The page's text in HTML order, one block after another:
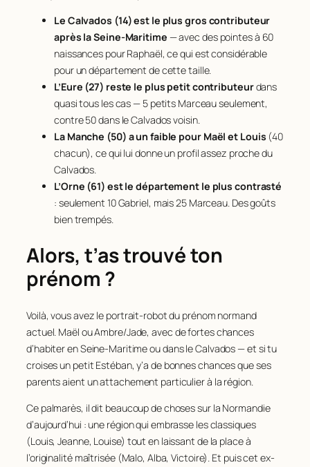
Le Calvados (14) est le plus gros contributeur
après la Seine-Maritime — avec des pointes à 60
naissances pour Raphaël, ce qui est considérable
pour un département de cette taille.
L’Eure (27) reste le plus petit contributeurdans
quasi tous les cas — 5 petits Marceau seulement,
contre 50 dans le Calvados voisin.
La Manche (50) a un faible pour Maël et Louis (40
chacun), ce qui lui donne un profil assez proche du
Calvados.
L’Orne (61) est le département le plus contrasté
: seulement 10 Gabriel, mais 25 Marceau. Des goûts
bien trempés.
Alors, t’as trouvé ton
prénom ?
Voilà, vous avez le portrait-robot du prénom normand
actuel. Maël ou Ambre/Jade, avec de fortes chances
d’habiter en Seine-Maritime ou dans le Calvados — et si tu
croises un petit Estéban, y’a de bonnes chances que ses
parents aient un attachement particulier à la région.
Ce palmarès, il dit beaucoup de choses sur la Normandie
d’aujourd’hui : une région qui embrasse les classiques
(Louis, Jeanne, Louise) tout en laissant de la place à
l’originalité maîtrisée (Malo, Alba, Victoire). Et puis cet ex-